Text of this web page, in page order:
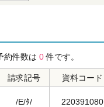
約件数は 0件です。
請求記号 資料コード
/E/ﾀ/ 220391080